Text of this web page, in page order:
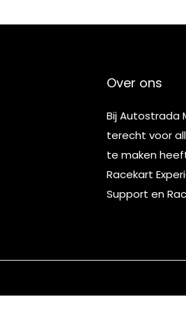
Over ons
Bij Autostrada
terecht voor
te maken
Racekart
Support en